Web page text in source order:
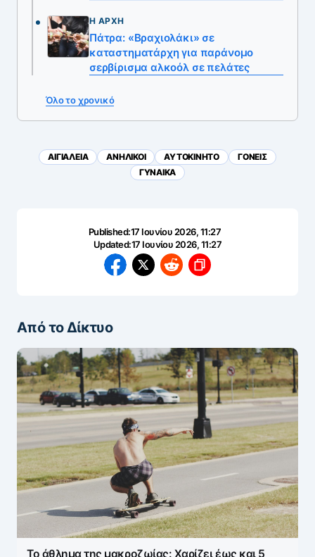
Η ΑΡΧΉ
Πάτρα: «Βραχιολάκι» σε
καταστηματάρχη για παράνομο
σερβίρισμα αλκοόλ σε πελάτες
Όλο το χρονικό
ΑΙΓΙΑΛΕΙΑ ΑΝΗΛΙΚΟΙ ΑΥΤΟΚΙΝΗΤΟ
ΓΟΝΕΙΣ
ΓΥΝΑΙΚΑ
Published:17 Ιουνίου 2026, 11:27
Updated:17 Ιουνίου 2026, 11:27
Από το Δίκτυο
Το άθλημα της μακροζωίας: Χαρίζει έως και 5